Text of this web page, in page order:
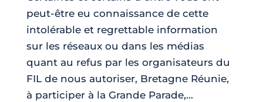
peut-être eu connaissance de cette
intolérable et regrettable information
sur les réseaux ou dans les médias
quant au refus par les organisateurs du
FIL de nous autoriser, Bretagne Réunie,
à participer à la Grande Parade,...